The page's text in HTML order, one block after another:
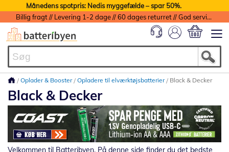
Månedens spotpris: Nedis myggefælde – spar 50%.
Billig fragt // Levering 1-2 dage // 60 dages returret // God service med garanti
Oplader & Booster Opladere til elværktøjsbatterier Black & Decker
Black & Decker
Velkommen til Batteribyen. På denne side finder du det bedste